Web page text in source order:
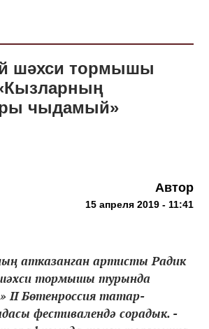
шәхси тормышы
чыдамый»
Автор
15 апреля 2019 - 11:41
атказанган артисты Радик
тормышы турында
II Бөтенроссия татар-
фестивалендә сорадык. -